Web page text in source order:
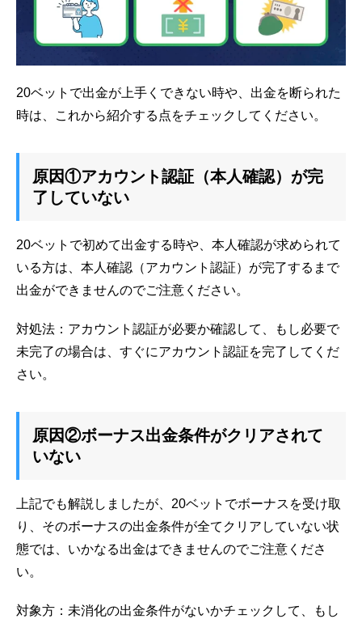
20ベットで出金が上手くできない時や、出金を断られた
時は、これから紹介する点をチェックしてください。
原因①アカウント認証（本人確認）が完
了していない
20ベットで初めて出金する時や、本人確認が求められて
いる方は、本人確認（アカウント認証）が完了するまで
出金ができませんのでご注意ください。
対処法：アカウント認証が必要か確認して、もし必要で
未完了の場合は、すぐにアカウント認証を完了してくだ
さい。
原因②ボーナス出金条件がクリアされて
いない
上記でも解説しましたが、20ベットでボーナスを受け取
り、そのボーナスの出金条件が全てクリアしていない状
態では、いかなる出金はできませんのでご注意くださ
い。
対象方：未消化の出金条件がないかチェックして、もし